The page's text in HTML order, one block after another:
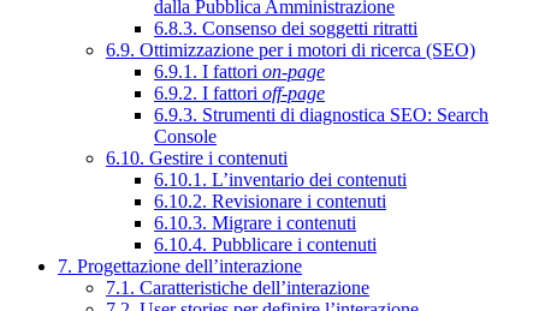
dalla Pubblica Amministrazione
6.8.3. Consenso dei soggetti ritratti
6.9. Ottimizzazione per i motori di ricerca (SEO)
6.9.1. I fattori on-page
6.9.2. I fattori off-page
6.9.3. Strumenti di diagnostica SEO: Search
Console
6.10. Gestire i contenuti
6.10.1. L’inventario dei contenuti
6.10.2. Revisionare i contenuti
6.10.3. Migrare i contenuti
6.10.4. Pubblicare i contenuti
7. Progettazione dell’interazione
7.1. Caratteristiche dell’interazione